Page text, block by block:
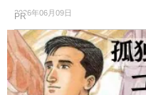
2026年06月09日
PR